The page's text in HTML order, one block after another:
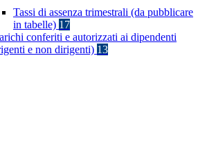
Tassi di assenza trimestrali (da pubblicare
in tabelle) 17
conferiti e autorizzati ai dipendenti
e non dirigenti) 13